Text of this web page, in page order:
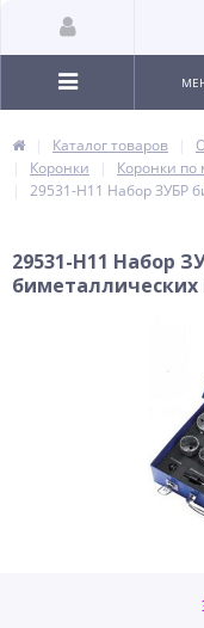
Каталог товаров
Коронки
Коронки по
29531-H11 Набор ЗУБР
29531-H11 Набор
биметаллических